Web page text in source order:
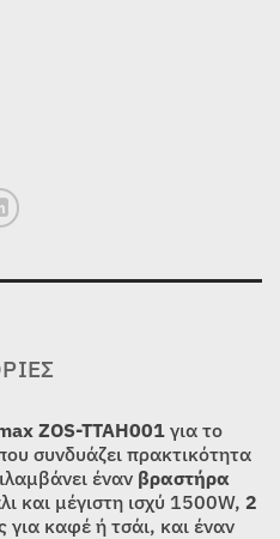
ZOS-TTAH001 για το
συνδυάζει πρακτικότητα
έναν βραστήρα
και μέγιστη ισχύ 1500W, 2
για καφέ ή τσάι, και έναν